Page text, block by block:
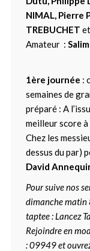
NIMAL, Pierre
TREBUCHET
Amateur :
1ère journée :
semaines de
préparé : A
meilleur score à
Chez les
dessus du par)
David
Pour suive nos
dimanche matin
taptee : Lancez
Rejoindre en
: 09949 et